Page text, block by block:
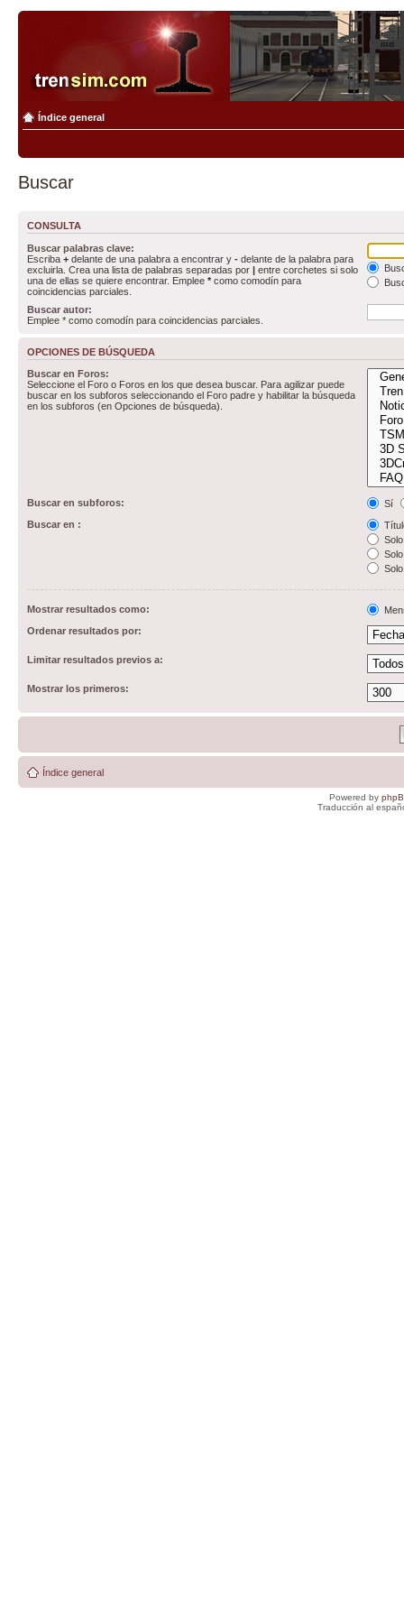
Índice general
Buscar
CONSULTA
Buscar palabras clave:
Escriba + delante de una palabra a encontrar y - delante de la palabra para
excluirla. Crea una lista de palabras separadas por | entre corchetes si solo
una de ellas se quiere encontrar. Emplee * como comodín para
coincidencias parciales.
Buscar autor:
Emplee * como comodín para coincidencias parciales.
OPCIONES DE BÚSQUEDA
Buscar en Foros:
Seleccione el Foro o Foros en los que desea buscar. Para agilizar puede
buscar en los subforos seleccionando el Foro padre y habilitar la búsqueda
en los subforos (en Opciones de búsqueda).
Buscar en subforos:
Sí
Buscar en :
Mostrar resultados como:
Ordenar resultados por:
Limitar resultados previos a:
Mostrar los primeros:
Índice general
Powered by
Traducción al